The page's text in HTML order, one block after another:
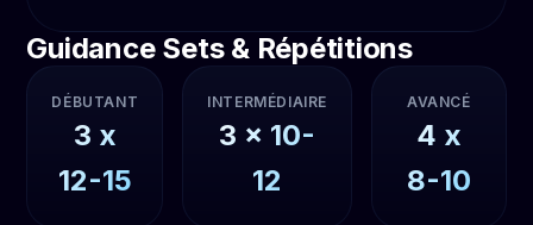
Guidance Sets & Répétitions
DÉBUTANT
3 x
12-15
INTERMÉDIAIRE
3 x 10-
12
AVANCÉ
4 x
8-10